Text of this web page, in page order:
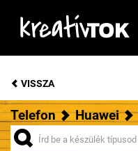
VISSZA
Telefon Huawei